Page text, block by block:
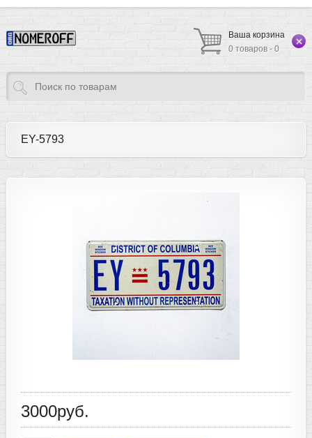
Ваша корзина
0 товаров - 0
EY-5793
3000руб.